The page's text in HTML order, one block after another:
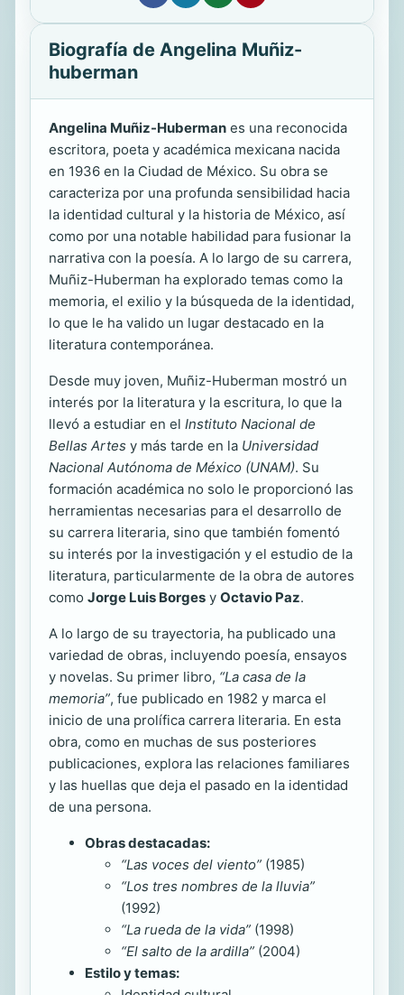
Biografía de Angelina Muñiz-
huberman
Angelina Muñiz-Huberman es una reconocida
escritora, poeta y académica mexicana nacida
en 1936 en la Ciudad de México. Su obra se
caracteriza por una profunda sensibilidad hacia
la identidad cultural y la historia de México, así
como por una notable habilidad para fusionar la
narrativa con la poesía. A lo largo de su carrera,
Muñiz-Huberman ha explorado temas como la
memoria, el exilio y la búsqueda de la identidad,
lo que le ha valido un lugar destacado en la
literatura contemporánea.
Desde muy joven, Muñiz-Huberman mostró un
interés por la literatura y la escritura, lo que la
llevó a estudiar en el Instituto Nacional de
Bellas Artes y más tarde en la Universidad
Nacional Autónoma de México (UNAM). Su
formación académica no solo le proporcionó las
herramientas necesarias para el desarrollo de
su carrera literaria, sino que también fomentó
su interés por la investigación y el estudio de la
literatura, particularmente de la obra de autores
como Jorge Luis Borges y Octavio Paz.
A lo largo de su trayectoria, ha publicado una
variedad de obras, incluyendo poesía, ensayos
y novelas. Su primer libro, “La casa de la
memoria”, fue publicado en 1982 y marca el
inicio de una prolífica carrera literaria. En esta
obra, como en muchas de sus posteriores
publicaciones, explora las relaciones familiares
y las huellas que deja el pasado en la identidad
de una persona.
Obras destacadas:
“Las voces del viento” (1985)
“Los tres nombres de la lluvia”
(1992)
“La rueda de la vida” (1998)
“El salto de la ardilla” (2004)
Estilo y temas: